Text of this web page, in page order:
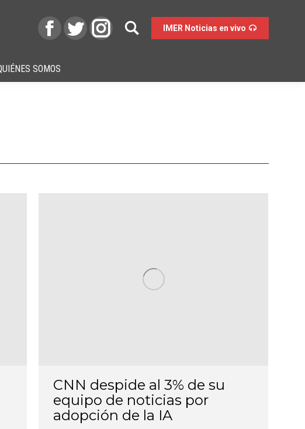
IMER Noticias en vivo
SOMOS
CNN despide al 3% de su
equipo de noticias por
adopción de la IA